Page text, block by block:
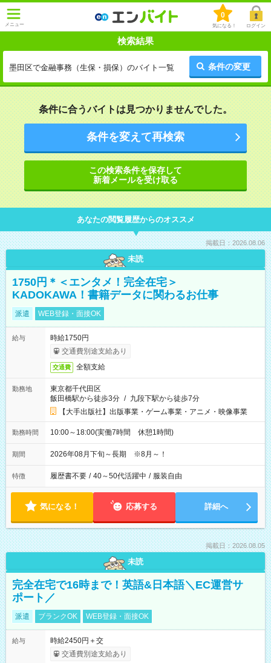
メニュー
0
気になる！ ログイン
検索結果
墨田区で金融事務（生保・損保）のバイト一覧 条件の変更
条件に合うバイトは見つかりませんでした。
条件を変えて再検索
この検索条件を保存して
新着メールを受け取る
あなたの閲覧履歴からのオススメ
掲載日：2026.08.06
未読
1750円＊＜エンタメ！完全在宅＞
KADOKAWA！書籍データに関わるお仕事
派遣 WEB登録・面接OK
給与
時給1750円
交通費別途支給あり
交通費 全額支給
勤務地
東京都千代田区
飯田橋駅から徒歩3分 / 九段下駅から徒歩7分
【大手出版社】出版事業・ゲーム事業・アニメ・映像事業
勤務時間 10:00～18:00(実働7時間 休憩1時間)
期間 2026年08月下旬～長期 ※8月～！
特徴 履歴書不要 / 40～50代活躍中 / 服装自由
気になる！ 応募する 詳細へ
掲載日：2026.08.05
未読
完全在宅で16時まで！英語&日本語＼EC運営サ
ポート／
派遣 ブランクOK WEB登録・面接OK
給与
時給2450円＋交
交通費別途支給あり